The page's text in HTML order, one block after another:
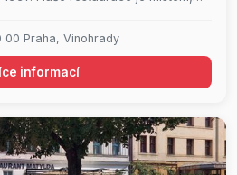
připravujeme s péčí a vášní,
je spokojený úsměv našich
se součástí naší rodiny, kde se
00 Praha, Vinohrady
informací